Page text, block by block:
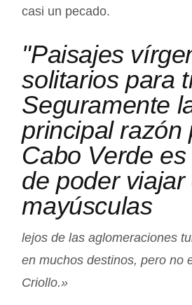
casi un pecado.
"Paisajes
solitarios para
Seguramente
principal razón
Cabo Verde
de poder viajar
mayúsculas
lejos de las aglomeraciones
en muchos destinos, pero no
Criollo.»